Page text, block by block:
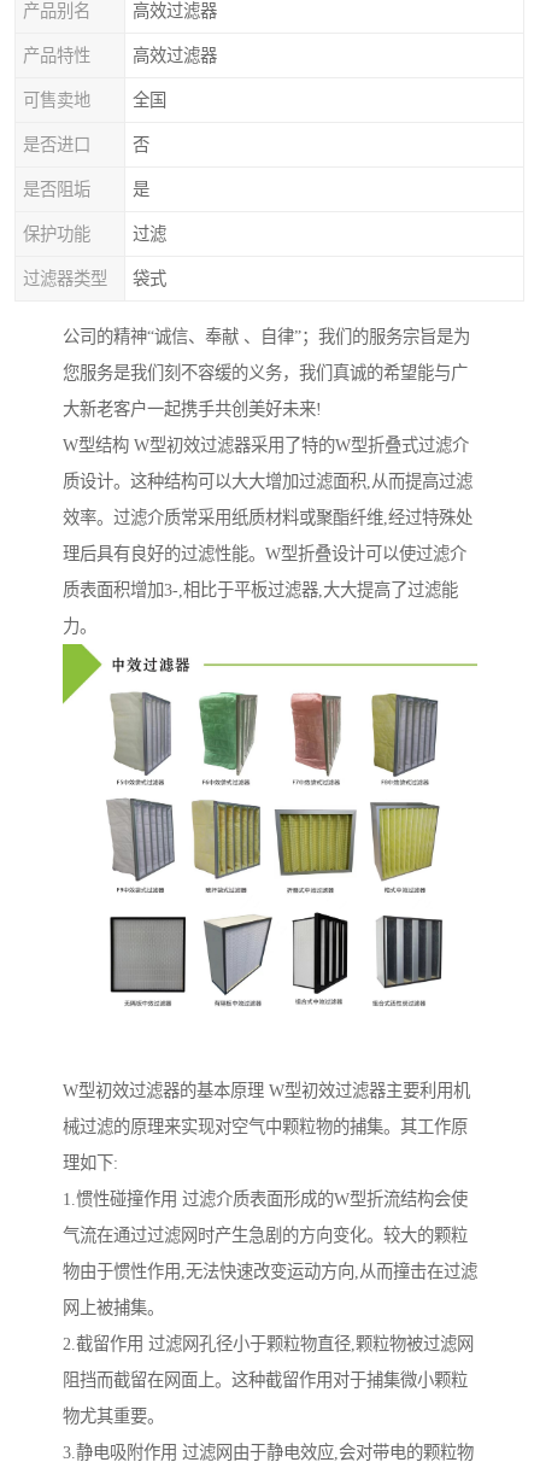
产品别名 高效过滤器
产品特性 高效过滤器
可售卖地 全国
是否进口 否
是否阻垢 是
保护功能 过滤
过滤器类型 袋式
公司的精神“诚信、奉献 、自律”；我们的服务宗旨是为
您服务是我们刻不容缓的义务，我们真诚的希望能与广
大新老客户一起携手共创美好未来!
W型结构 W型初效过滤器采用了特的W型折叠式过滤介
质设计。这种结构可以大大增加过滤面积,从而提高过滤
效率。过滤介质常采用纸质材料或聚酯纤维,经过特殊处
理后具有良好的过滤性能。W型折叠设计可以使过滤介
质表面积增加3-,相比于平板过滤器,大大提高了过滤能
力。
W型初效过滤器的基本原理 W型初效过滤器主要利用机
械过滤的原理来实现对空气中颗粒物的捕集。其工作原
理如下:
1.惯性碰撞作用 过滤介质表面形成的W型折流结构会使
气流在通过过滤网时产生急剧的方向变化。较大的颗粒
物由于惯性作用,无法快速改变运动方向,从而撞击在过滤
网上被捕集。
2.截留作用 过滤网孔径小于颗粒物直径,颗粒物被过滤网
阻挡而截留在网面上。这种截留作用对于捕集微小颗粒
物尤其重要。
3.静电吸附作用 过滤网由于静电效应,会对带电的颗粒物